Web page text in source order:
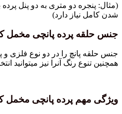
دو متری به دو پنل پرده بصورت
دارد)
پرده پانچی مخمل کلاسیک:
را در دو نوع فلزی و پلاستیکی
رنگ آنرا نیز میتوانید انتخاب کنید.
پرده پانچی مخمل کلاسیک: